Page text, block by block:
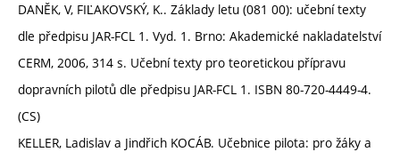
DANĚK, V, FIĽAKOVSKÝ, K.. Základy letu (081 00): učební texty
dle předpisu JAR-FCL 1. Vyd. 1. Brno: Akademické nakladatelství
CERM, 2006, 314 s. Učební texty pro teoretickou přípravu
dopravních pilotů dle předpisu JAR-FCL 1. ISBN 80-720-4449-4.
(CS)
KELLER, Ladislav a Jindřich KOCÁB. Učebnice pilota: pro žáky a